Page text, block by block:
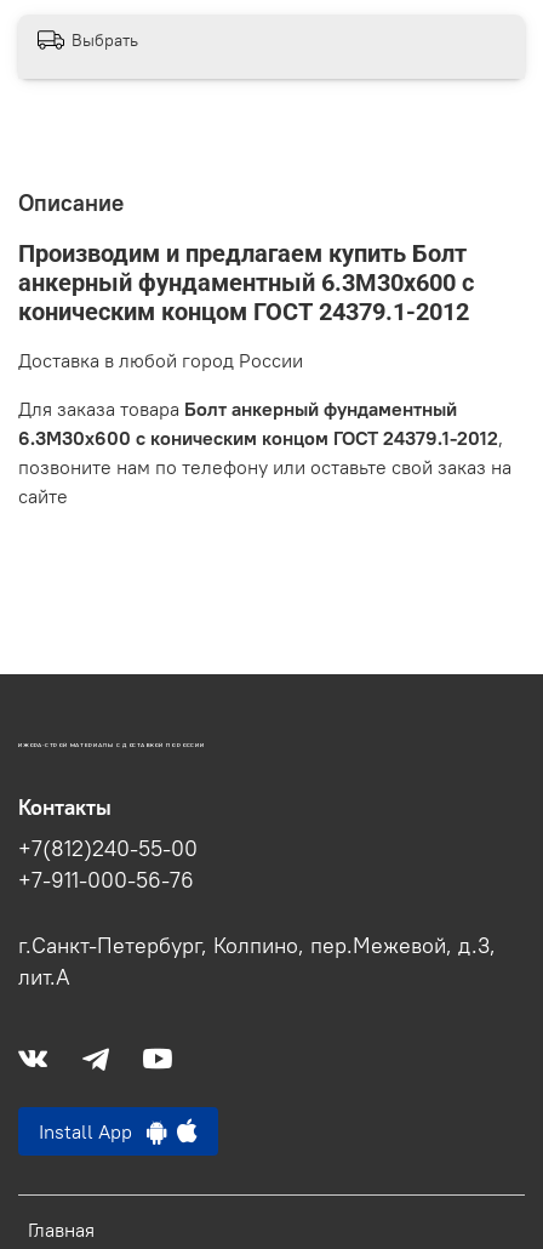
Выбрать
Описание
Производим и предлагаем купить Болт
анкерный фундаментный 6.3М30х600 с
коническим концом ГОСТ 24379.1-2012
Доставка в любой город России
Для заказа товара Болт анкерный фундаментный
6.3М30х600 с коническим концом ГОСТ 24379.1-2012,
позвоните нам по телефону или оставьте свой заказ на
сайте
ИЖОРА-СТРОЙ МАТЕРИАЛЫ С ДОСТАВКОЙ ПО РОССИИ
Главная
Контакты
+7(812)240-55-00
+7-911-000-56-76
г.Санкт-Петербург, Колпино, пер.Межевой, д.3,
лит.А
Install App